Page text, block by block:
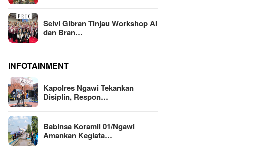
Selvi Gibran Tinjau Workshop AI
dan Bran…
INFOTAINMENT
Kapolres Ngawi Tekankan
Disiplin, Respon…
Babinsa Koramil 01/Ngawi
Amankan Kegiata…